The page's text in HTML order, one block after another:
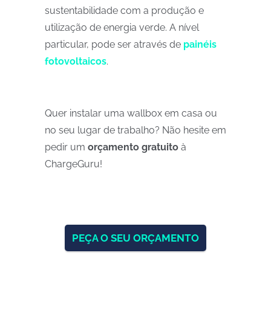
sustentabilidade com a produção e
utilização de energia verde. A nível
particular, pode ser através de painéis
fotovoltaicos.
Quer instalar uma wallbox em casa ou
no seu lugar de trabalho? Não hesite em
pedir um orçamento gratuito à
ChargeGuru!
PEÇA O SEU ORÇAMENTO